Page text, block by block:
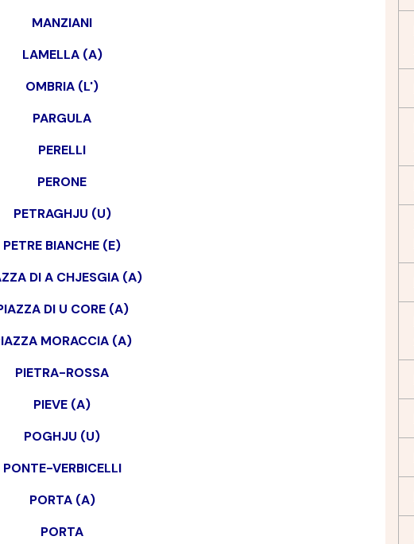
MANZIANI
LAMELLA (A)
OMBRIA (L')
PARGULA
PERELLI
PERONE
PETRAGHJU (U)
PETRE BIANCHE (E)
DI A CHJESGIA (A)
DI U CORE (A)
MORACCIA (A)
PIETRA-ROSSA
PIEVE (A)
POGHJU (U)
PONTE-VERBICELLI
PORTA (A)
PORTA